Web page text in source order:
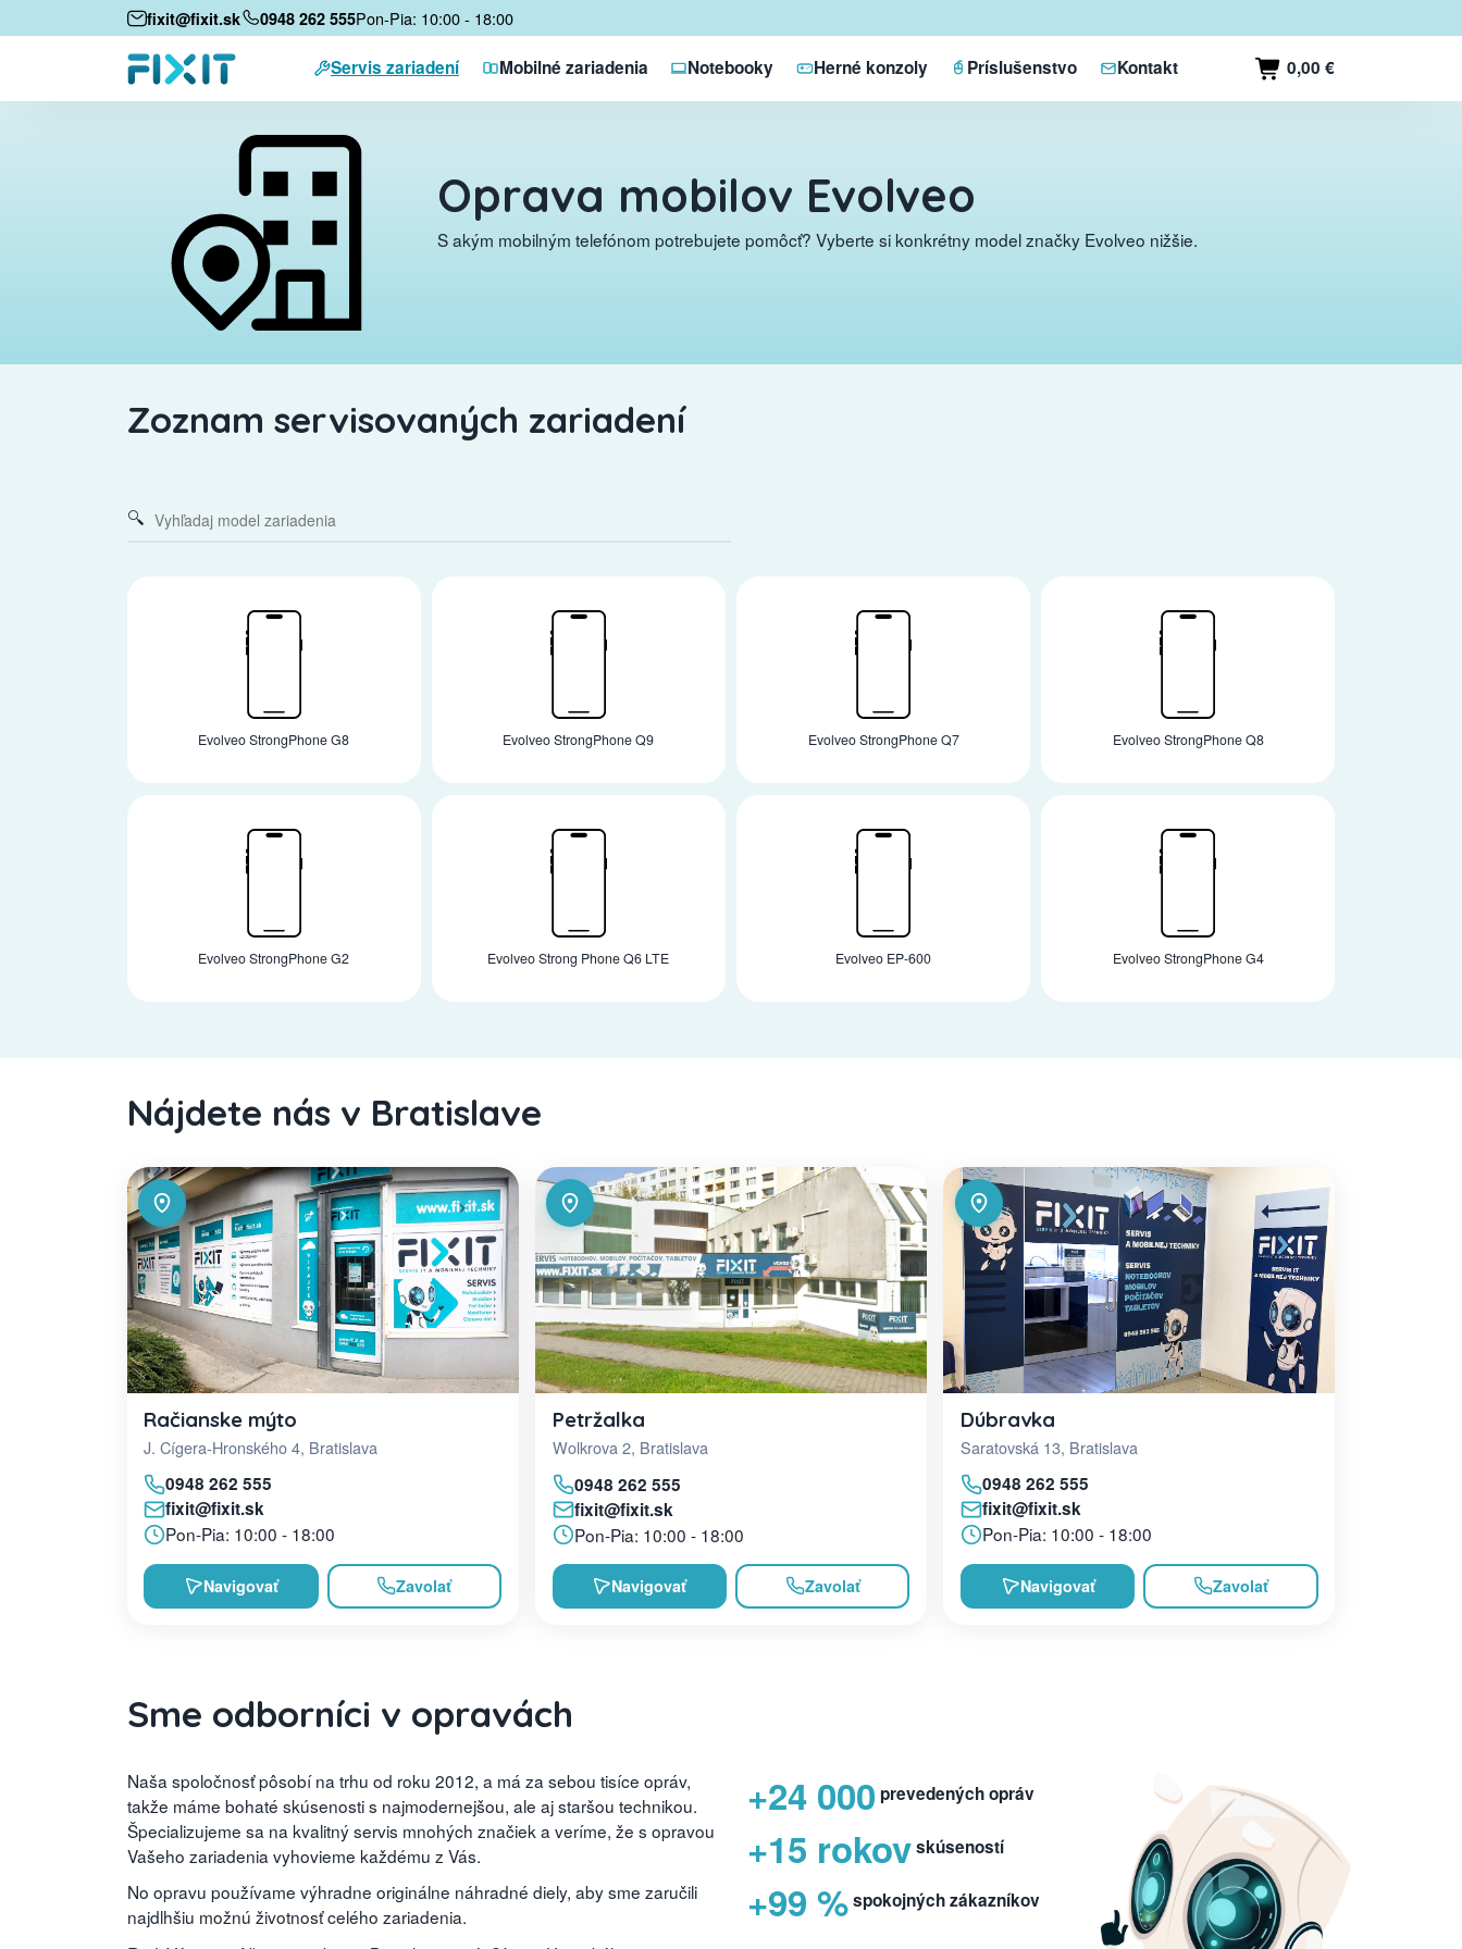
fixit@fixit.sk 0948 262 555Pon-Pia: 10:00 - 18:00
Servis zariadení Mobilné zariadenia Notebooky Herné konzoly Príslušenstvo Kontakt 0,00 €
Oprava mobilov Evolveo
S akým mobilným telefónom potrebujete pomôcť? Vyberte si konkrétny model značky Evolveo nižšie.
Zoznam servisovaných zariadení
Evolveo StrongPhone G8 Evolveo StrongPhone Q9 Evolveo StrongPhone Q7 Evolveo StrongPhone Q8
Evolveo StrongPhone G2 Evolveo Strong Phone Q6 LTE Evolveo EP-600 Evolveo StrongPhone G4
Nájdete nás v Bratislave
Račianske mýto
J. Cígera-Hronského 4, Bratislava
0948 262 555
fixit@fixit.sk
Pon-Pia: 10:00 - 18:00
Navigovať Zavolať
Petržalka
Wolkrova 2, Bratislava
0948 262 555
fixit@fixit.sk
Pon-Pia: 10:00 - 18:00
Navigovať Zavolať
Dúbravka
Saratovská 13, Bratislava
0948 262 555
fixit@fixit.sk
Pon-Pia: 10:00 - 18:00
Navigovať Zavolať
Sme odborníci v opravách
Naša spoločnosť pôsobí na trhu od roku 2012, a má za sebou tisíce opráv,
takže máme bohaté skúsenosti s najmodernejšou, ale aj staršou technikou.
Špecializujeme sa na kvalitný servis mnohých značiek a veríme, že s opravou
Vašeho zariadenia vyhovieme každému z Vás.
No opravu používame výhradne originálne náhradné diely, aby sme zaručili
najdlhšiu možnú životnosť celého zariadenia.
+24 000 prevedených opráv
+15 rokovskúseností
+99 %spokojných zákazníkov